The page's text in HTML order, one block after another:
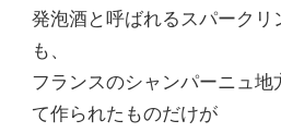
発泡酒と呼ばれるスパークリ
も、
フランスのシャンパーニュ地
て作られたものだけが